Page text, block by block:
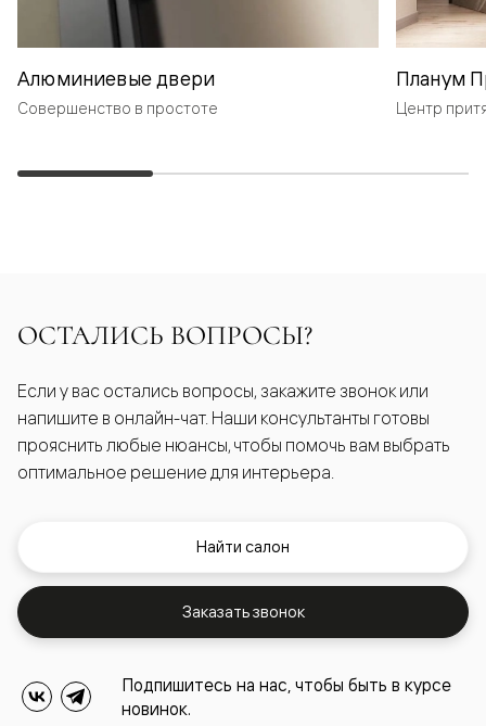
Алюминиевые двери
Совершенство в простоте
Планум
Центр
ОСТАЛИСЬ ВОПРОСЫ?
Если у вас остались вопросы, закажите звонок или
напишите в онлайн-чат. Наши консультанты готовы
прояснить любые нюансы, чтобы помочь вам выбрать
оптимальное решение для интерьера.
Найти салон
Заказать звонок
Подпишитесь на нас, чтобы быть в курсе
новинок.